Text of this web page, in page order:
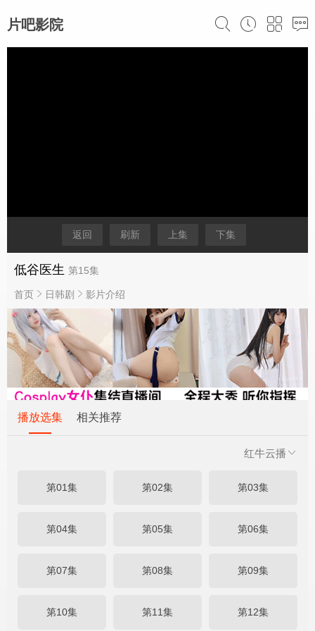
片吧影院
返回 刷新 上集 下集
低谷医生 第15集
首页 日韩剧 影片介绍
播放选集 相关推荐
红牛云播
第01集 第02集 第03集
第04集 第05集 第06集
第07集 第08集 第09集
第10集 第11集 第12集